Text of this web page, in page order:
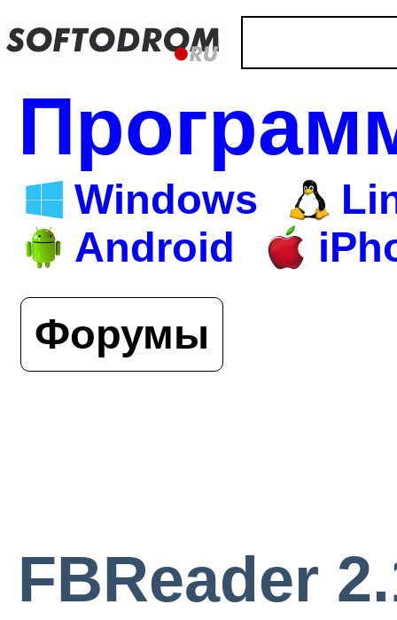
Windows
Android
Форумы
FBReader